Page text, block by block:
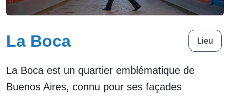
La Boca Lieu
La Boca est un quartier emblématique de
Buenos Aires, connu pour ses façades